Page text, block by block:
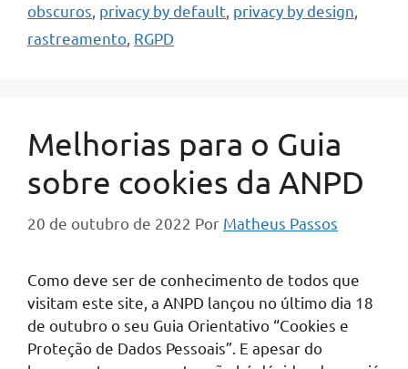
obscuros privacy by default privacy by design
rastreamento RGPD
Melhorias para o Guia
sobre cookies da ANPD
20 de outubro de 2022 Por Matheus Passos
Como deve ser de conhecimento de todos que
visitam este site, a ANPD lançou no último dia 18
de outubro o seu Guia Orientativo “Cookies e
Proteção de Dados Pessoais”. E apesar do